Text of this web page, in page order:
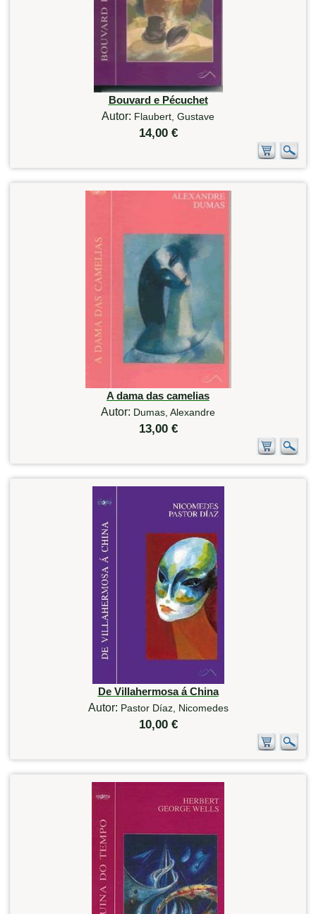
Bouvard e Pécuchet
Autor: Flaubert, Gustave
14,00 €
A dama das camelias
Autor: Dumas, Alexandre
13,00 €
De Villahermosa á China
Autor: Pastor Díaz, Nicomedes
10,00 €